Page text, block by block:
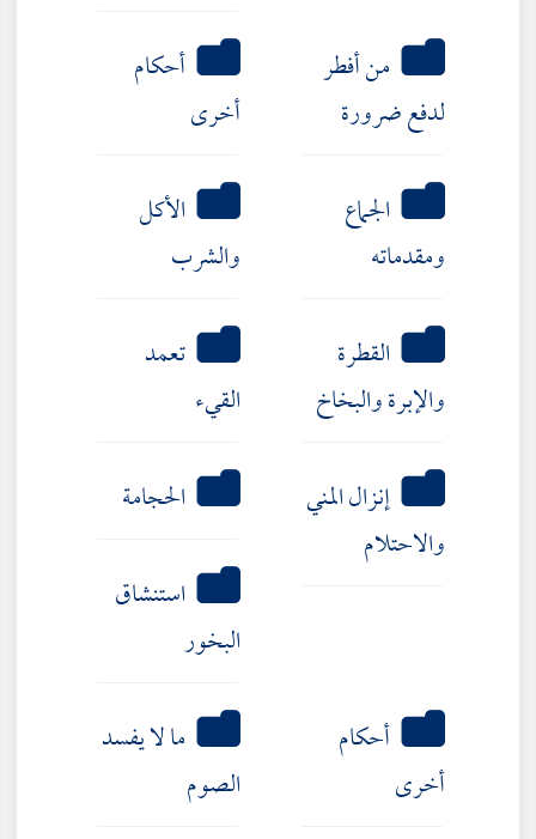
من أفطر
لدفع ضرورة
أحكام
أخرى
الجماع
ومقدماته
الأكل
والشرب
القطرة
والإبرة والبخاخ
تعمد
القيء
إنزال المني
والاحتلام
الحجامة
استنشاق
البخور
أحكام
أخرى
ما لا يفسد
الصوم